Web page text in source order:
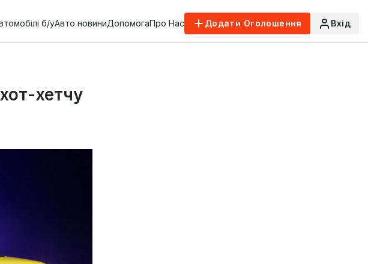
б/уАвто новиниДопомогаПро Нас Додати Оголошення Вхід
хетчу